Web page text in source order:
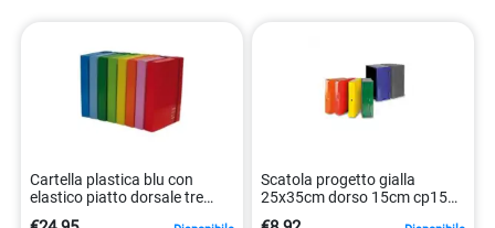
Cartella plastica blu con
elastico piatto dorsale tre
8014819000801
€24.95 Disponibile
Scatola progetto gialla
25x35cm dorso 15cm cp15gi
8052286880441
€8.92 Disponibile